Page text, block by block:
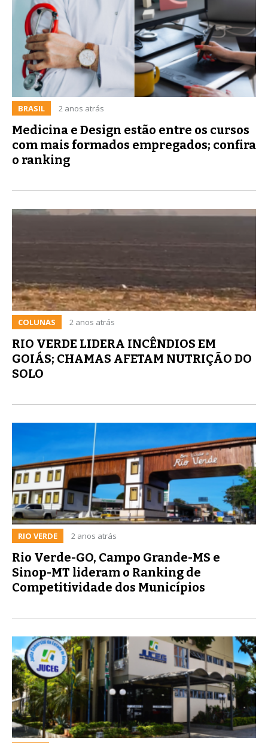
BRASIL 2 anos atrás
Medicina e Design estão entre os cursos
com mais formados empregados; confira
o ranking
COLUNAS 2 anos atrás
RIO VERDE LIDERA INCÊNDIOS EM
GOIÁS; CHAMAS AFETAM NUTRIÇÃO DO
SOLO
RIO VERDE 2 anos atrás
Rio Verde-GO, Campo Grande-MS e
Sinop-MT lideram o Ranking de
Competitividade dos Municípios